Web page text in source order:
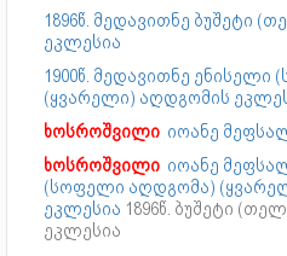
1896წ. მედავითნე ბუშეტი
ეკლესია
1900წ. მედავითნე
(ყვარელი) აღდგომის
ხოსროშვილი იოანე
ხოსროშვილი იოანე
(სოფელი აღდგომა)
ეკლესია 1896წ. ბუშეტი
ეკლესია